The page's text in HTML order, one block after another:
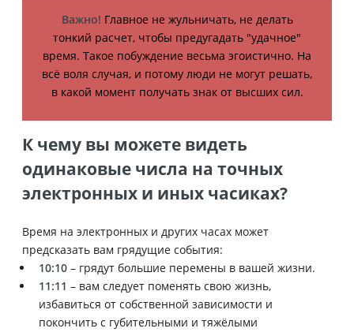
Важно! Главное не жульничать, не делать
тонкий расчет, чтобы предугадать "удачное"
время. Такое побуждение весьма эгоистично. На
всё воля случая, и потому люди не могут решать,
в какой момент получать знак от высших сил.
К чему вы можете видеть
одинаковые числа на точных
электронных и иных часиках?
Время на электронных и других часах может
предсказать вам грядущие события:
10:10 – грядут большие перемены в вашей жизни.
11:11 – вам следует поменять свою жизнь,
избавиться от собственной зависимости и
покончить с губительными и тяжёлыми